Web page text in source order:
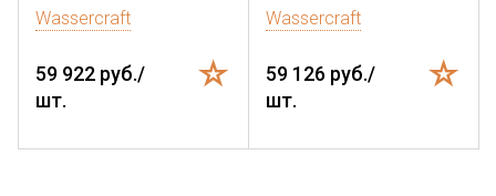
Wassercraft
59 922 руб./
шт.
Wassercraft
59 126 руб./
шт.